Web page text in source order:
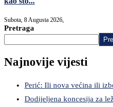
Subota, 8 Augusta 2026,
Pretraga
Najnovije vijesti
Perić: Ili nova većina ili
Dodijeljena koncesija za